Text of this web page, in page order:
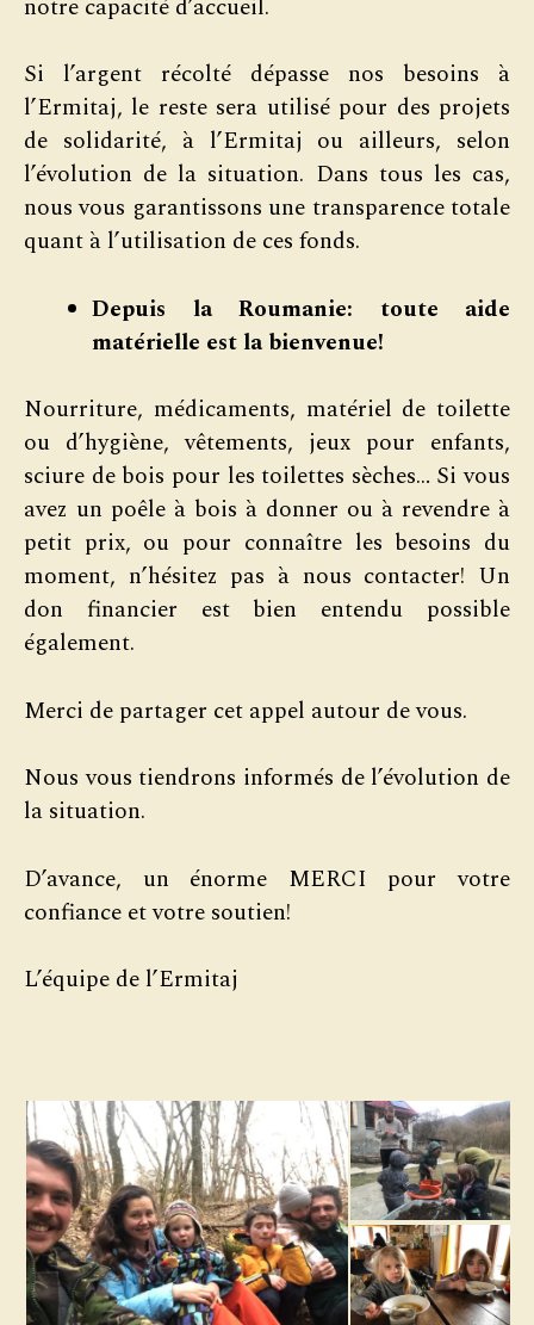
notre capacité d’accueil.
Si l’argent récolté dépasse nos besoins à
l’Ermitaj, le reste sera utilisé pour des projets
de solidarité, à l’Ermitaj ou ailleurs, selon
l’évolution de la situation. Dans tous les cas,
nous vous garantissons une transparence totale
quant à l’utilisation de ces fonds.
Depuis la Roumanie: toute aide
matérielle est la bienvenue!
Nourriture, médicaments, matériel de toilette
ou d’hygiène, vêtements, jeux pour enfants,
sciure de bois pour les toilettes sèches… Si vous
avez un poêle à bois à donner ou à revendre à
petit prix, ou pour connaître les besoins du
moment, n’hésitez pas à nous contacter! Un
don financier est bien entendu possible
également.
Merci de partager cet appel autour de vous.
Nous vous tiendrons informés de l’évolution de
la situation.
D’avance, un énorme MERCI pour votre
confiance et votre soutien!
L’équipe de l’Ermitaj